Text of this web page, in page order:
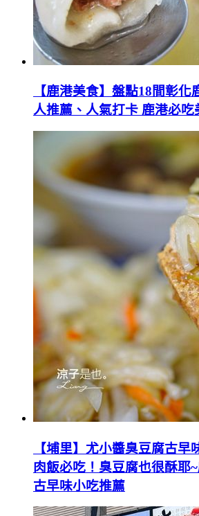
【鹿港美食】盤點18間彰
人推薦、人氣打卡 鹿港必吃
【埔里】尤小醬臭豆腐古早
肉飯必吃！臭豆腐也很酥耶
古早味小吃推薦